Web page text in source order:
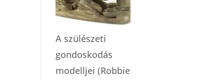
A szülészeti
gondoskodás
modelljei (Robbie